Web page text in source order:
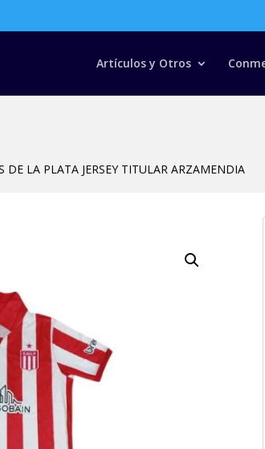
Artículos y Otros
DE LA PLATA JERSEY TITULAR ARZAMENDIA